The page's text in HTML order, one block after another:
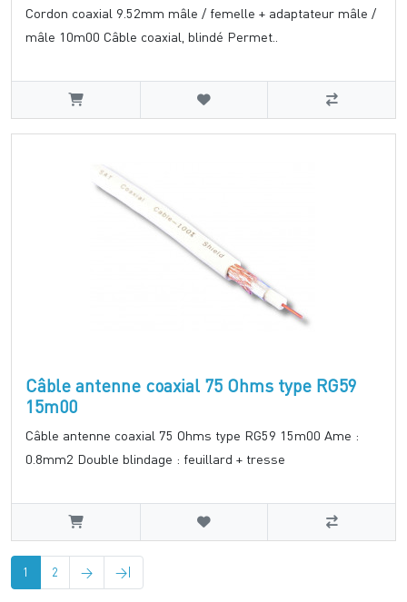
Cordon coaxial 9.52mm mâle / femelle + adaptateur mâle /
mâle 10m00 Câble coaxial, blindé Permet..
Câble antenne coaxial 75 Ohms type RG59
15m00
Câble antenne coaxial 75 Ohms type RG59 15m00 Ame :
0.8mm2 Double blindage : feuillard + tresse
1 2 > >|